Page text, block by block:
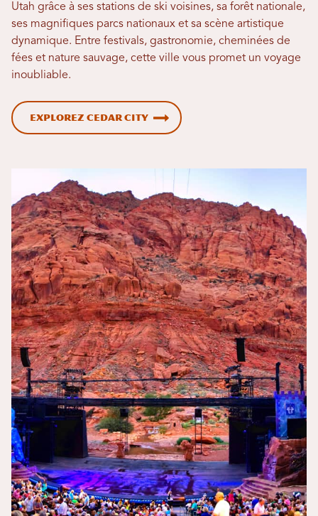
Utah grâce à ses stations de ski voisines, sa forêt nationale,
ses magnifiques parcs nationaux et sa scène artistique
dynamique. Entre festivals, gastronomie, cheminées de
fées et nature sauvage, cette ville vous promet un voyage
inoubliable.
Explorez Cedar City